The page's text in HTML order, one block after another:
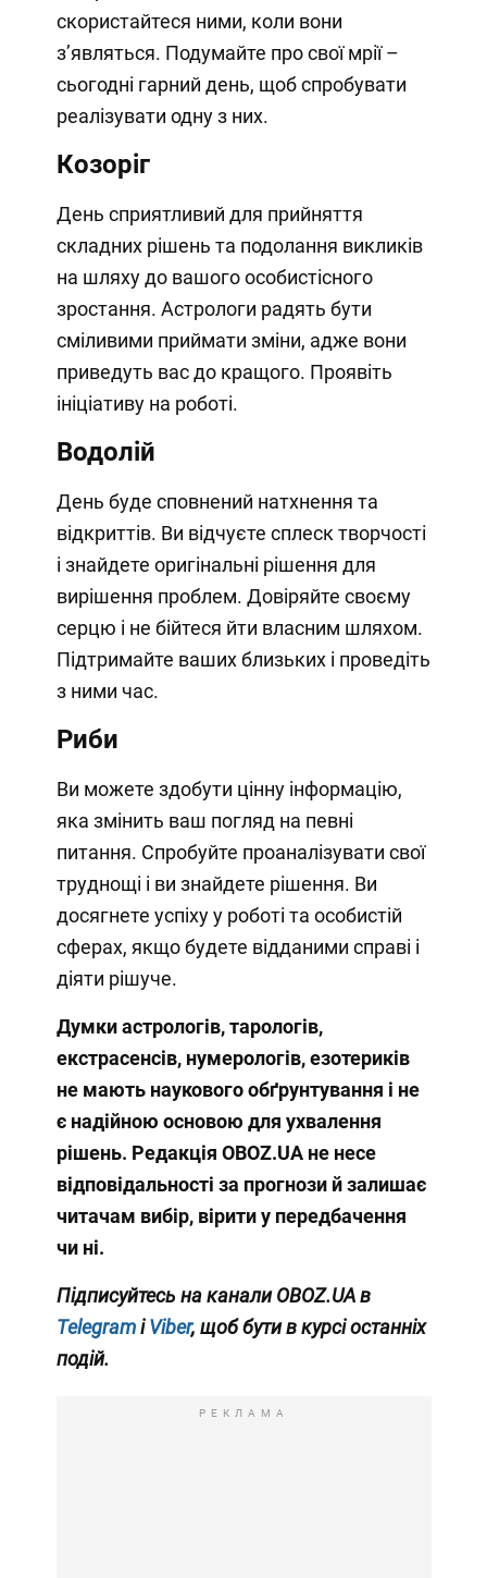
скористайтеся ними, коли вони
з’являться. Подумайте про свої мрії –
сьогодні гарний день, щоб спробувати
реалізувати одну з них.
Козоріг
День сприятливий для прийняття
складних рішень та подолання викликів
на шляху до вашого особистісного
зростання. Астрологи радять бути
сміливими приймати зміни, адже вони
приведуть вас до кращого. Проявіть
ініціативу на роботі.
Водолій
День буде сповнений натхнення та
відкриттів. Ви відчуєте сплеск творчості
і знайдете оригінальні рішення для
вирішення проблем. Довіряйте своєму
серцю і не бійтеся йти власним шляхом.
Підтримайте ваших близьких і проведіть
з ними час.
Риби
Ви можете здобути цінну інформацію,
яка змінить ваш погляд на певні
питання. Спробуйте проаналізувати свої
труднощі і ви знайдете рішення. Ви
досягнете успіху у роботі та особистій
сферах, якщо будете відданими справі і
діяти рішуче.
Думки астрологів, тарологів,
екстрасенсів, нумерологів, езотериків
не мають наукового обґрунтування і не
є надійною основою для ухвалення
рішень. Редакція OBOZ.UA не несе
відповідальності за прогнози й залишає
читачам вибір, вірити у передбачення
чи ні.
Підписуйтесь на канали OBOZ.UA в
TelegramіViber, щоб бути в курсі останніх
подій.
РЕКЛАМА